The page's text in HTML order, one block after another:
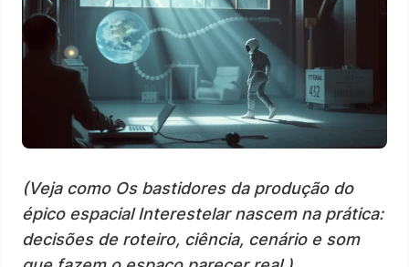
(Veja como Os bastidores da produção do
épico espacial Interestelar nascem na prática:
decisões de roteiro, ciência, cenário e som